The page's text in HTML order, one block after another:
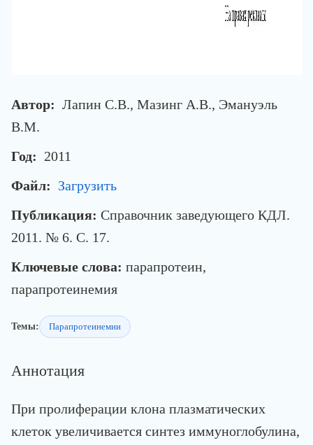
Автор: Лапин С.В., Мазинг А.В., Эмануэль
В.М.
Год: 2011
Файл: Загрузить
Публикация: Справочник заведующего КДЛ.
2011. № 6. С. 17.
Ключевые слова: парапротеин,
парапротеинемия
Темы: Парапротеинемии
Аннотация
При пролиферации клона плазматических
клеток увеличивается синтез иммуноглобулина,